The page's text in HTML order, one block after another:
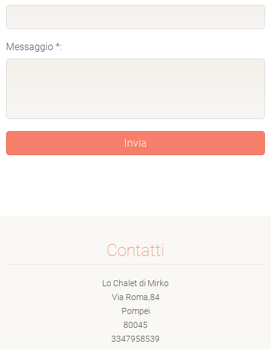
Messaggio *:
Contatti
Lo Chalet di Mirko
Via Roma,84
Pompei
80045
3347958539